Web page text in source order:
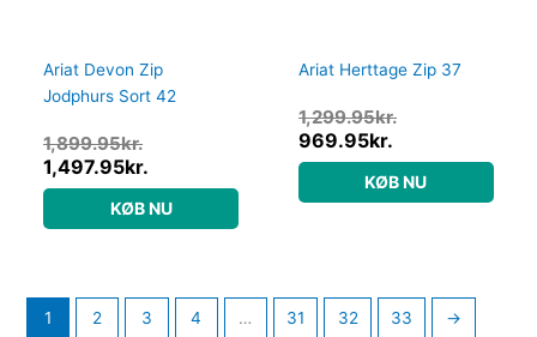
Ariat Devon Zip
Jodphurs Sort 42
1,899.95kr.
1,497.95kr.
KØB NU
Ariat Herttage Zip 37
1,299.95kr.
969.95kr.
KØB NU
1 2 3 4 … 31 32 33 →